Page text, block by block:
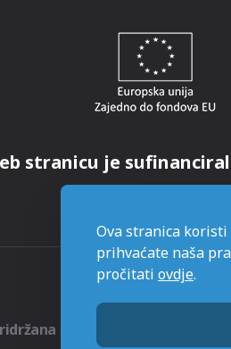
stranicu je
Ova stranica koristi
prihvaćate naša
pročitati ovdje.